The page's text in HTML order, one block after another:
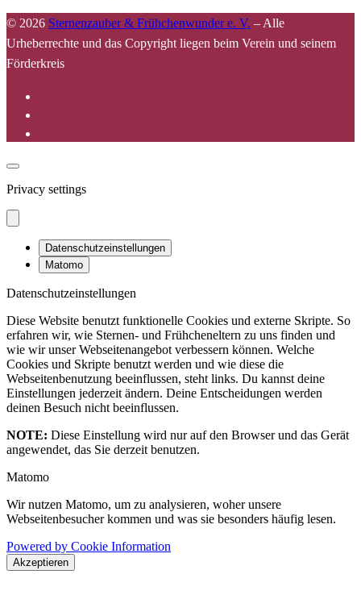
© 2026 Sternenzauber & Frühchenwunder e. V. – Alle
Urheberrechte und das Copyright liegen beim Verein und seinem
Förderkreis
Privacy settings
Datenschutzeinstellungen
Matomo
Datenschutzeinstellungen
Diese Website benutzt funktionelle Cookies und externe Skripte. So
erfahren wir, wie Sternen- und Frühcheneltern zu uns finden und
wie wir unser Webseitenangebot verbessern können. Welche
Cookies und Skripte benutzt werden und wie diese die
Webseitenbenutzung beeinflussen, steht links. Du kannst deine
Einstellungen jederzeit ändern. Deine Entscheidungen werden
deinen Besuch nicht beeinflussen.
NOTE: Diese Einstellung wird nur auf den Browser und das Gerät
angewendet, das Sie derzeit benutzen.
Matomo
Wir nutzen Matomo, um zu analysieren, woher unsere
Webseitenbesucher kommen und was sie besonders häufig lesen.
Powered by Cookie Information
Akzeptieren